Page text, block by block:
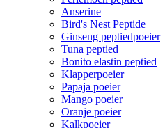
Anserine
Bird's Nest Peptide
Ginseng peptiedpoeier
Tuna peptied
Bonito elastin peptied
Klapperpoeier
Papaja poeier
Mango poeier
Oranje poeier
Kalkpoeier